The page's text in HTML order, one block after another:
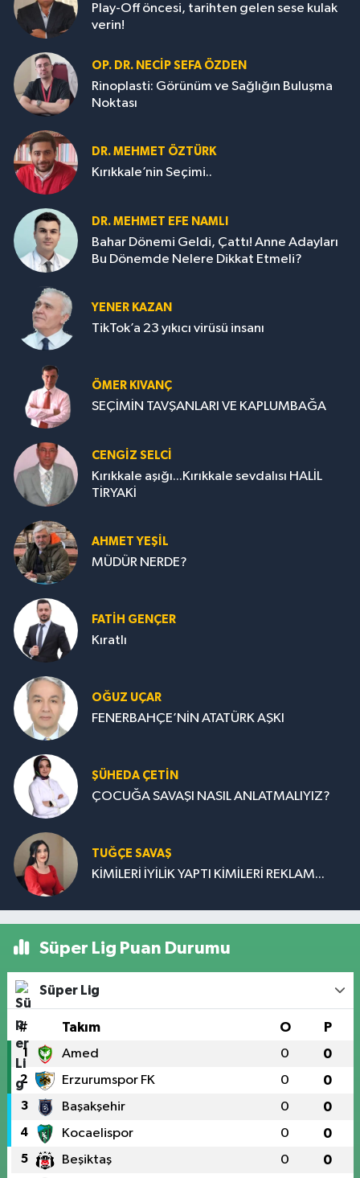
Play-Off öncesi, tarihten gelen sese kulak
verin!
OP. DR. NECIP SEFA ÖZDEN
Rinoplasti: Görünüm ve Sağlığın Buluşma
Noktası
DR. MEHMET ÖZTÜRK
Kırıkkale’nin Seçimi..
DR. MEHMET EFE NAMLI
Bahar Dönemi Geldi, Çattı! Anne Adayları
Bu Dönemde Nelere Dikkat Etmeli?
YENER KAZAN
TikTok’a 23 yıkıcı virüsü insanı
ÖMER KIVANÇ
SEÇİMİN TAVŞANLARI VE KAPLUMBAĞA
CENGİZ SELCİ
Kırıkkale aşığı...Kırıkkale sevdalısı HALİL
TİRYAKİ
AHMET YEŞİL
MÜDÜR NERDE?
FATIH GENÇER
Kıratlı
OĞUZ UÇAR
FENERBAHÇE’NİN ATATÜRK AŞKI
ŞÜHEDA ÇETİN
ÇOCUĞA SAVAŞI NASIL ANLATMALIYIZ?
TUĞÇE SAVAŞ
KİMİLERİ İYİLİK YAPTI KİMİLERİ REKLAM...
Süper Lig Puan Durumu
Süper Lig
# Takım O P
1 Amed 0 0
2 Erzurumspor FK 0 0
3 Başakşehir 0 0
4 Kocaelispor 0 0
5 Beşiktaş 0 0